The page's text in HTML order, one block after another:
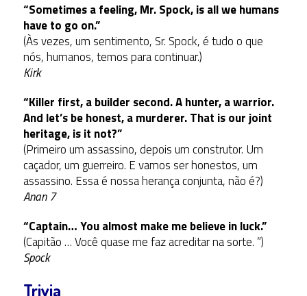
“Sometimes a feeling, Mr. Spock, is all we humans
have to go on.”
(Às vezes, um sentimento, Sr. Spock, é tudo o que
nós, humanos, temos para continuar.)
Kirk
“Killer first, a builder second. A hunter, a warrior.
And let’s be honest, a murderer. That is our joint
heritage, is it not?”
(Primeiro um assassino, depois um construtor. Um
caçador, um guerreiro. E vamos ser honestos, um
assassino. Essa é nossa herança conjunta, não é?)
Anan 7
“Captain… You almost make me believe in luck.”
(Capitão … Você quase me faz acreditar na sorte. ”)
Spock
Trivia